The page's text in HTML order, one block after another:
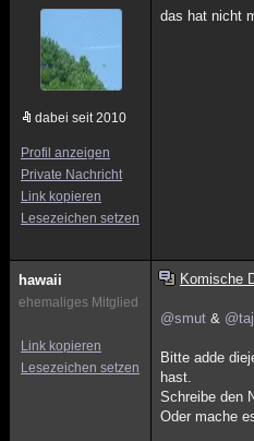
dabei seit 2010
Profil anzeigen
Private Nachricht
Link kopieren
Lesezeichen setzen
das hat nicht
hawaii
ehemaliges Mitglied
Link kopieren
Lesezeichen setzen
Komische
@smut &
Bitte adde
hast.
Schreibe den
Oder mache